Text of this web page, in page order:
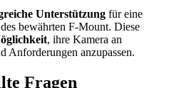
Unterstützung für eine
bewährten F-Mount. Diese
, ihre Kamera an
Anforderungen anzupassen.
Fragen